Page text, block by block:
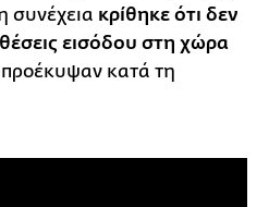
συνέχεια κρίθηκε ότι δεν
εισόδου στη χώρα
κατά τη